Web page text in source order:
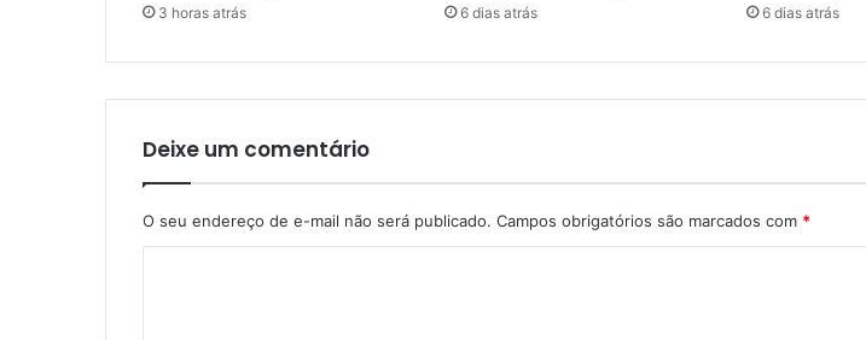
3 horas atrás 6 dias atrás 6 dias atrás
Deixe um comentário
O seu endereço de e-mail não será publicado. Campos obrigatórios são marcados com *